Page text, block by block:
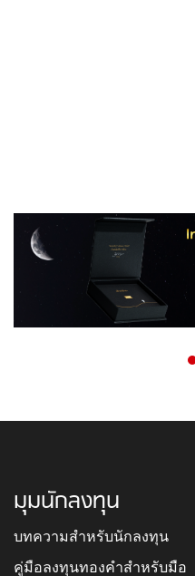
มุมนักลงทุน
บทความสำหรับนักลงทุน
คู่มือลงทุนทองคำสำหรับมือ